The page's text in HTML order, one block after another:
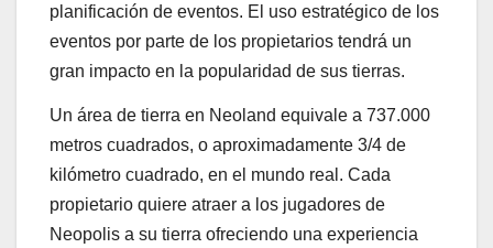
planificación de eventos. El uso estratégico de los
eventos por parte de los propietarios tendrá un
gran impacto en la popularidad de sus tierras.
Un área de tierra en Neoland equivale a 737.000
metros cuadrados, o aproximadamente 3/4 de
kilómetro cuadrado, en el mundo real. Cada
propietario quiere atraer a los jugadores de
Neopolis a su tierra ofreciendo una experiencia